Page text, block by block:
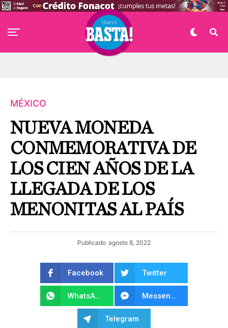
MÉXICO
NUEVA MONEDA
CONMEMORATIVA DE
LOS CIEN AÑOS DE LA
LLEGADA DE LOS
MENONITAS AL PAÍS
Publicado agosto 8, 2022
Facebook Twitter
WhatsApp Messenger
Telegram